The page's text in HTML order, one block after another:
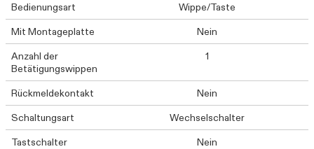
Bedienungsart
Wippe/Taste
Mit Montageplatte
Nein
Anzahl der
Betätigungswippen
1
Rückmeldekontakt
Nein
Schaltungsart
Wechselschalter
Tastschalter
Nein